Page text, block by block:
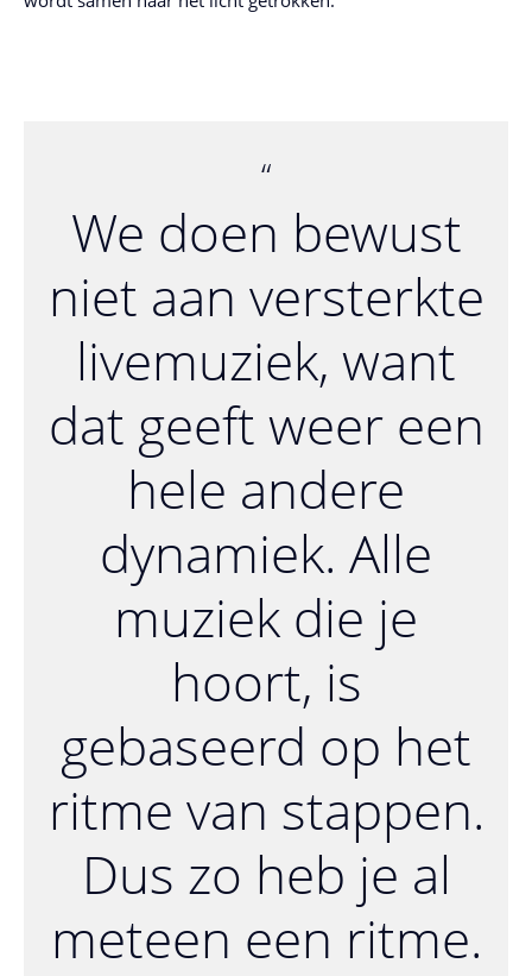
We doen bewust
niet aan versterkte
livemuziek, want
dat geeft weer een
hele andere
dynamiek. Alle
muziek die je
hoort, is
gebaseerd op het
ritme van stappen.
Dus zo heb je al
meteen een ritme.